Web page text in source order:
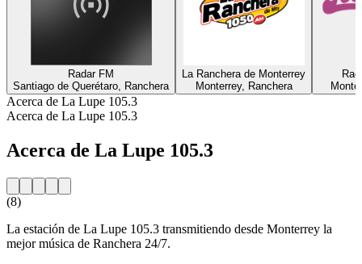
Radar FM
Santiago de Querétaro, Ranchera
La Ranchera de Monterrey
Monterrey, Ranchera
Acerca de La Lupe 105.3
Acerca de La Lupe 105.3
Acerca de La Lupe 105.3
(8)
La estación de La Lupe 105.3 transmitiendo desde Monterrey la
mejor música de Ranchera 24/7.